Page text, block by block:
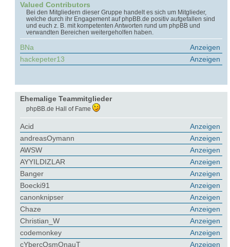
Valued Contributors
Bei den Mitgliedern dieser Gruppe handelt es sich um Mitglieder,
welche durch ihr Engagement auf phpBB.de positiv aufgefallen sind
und euch z. B. mit kompetenten Antworten rund um phpBB und
verwandten Bereichen weitergeholfen haben.
Anzeigen
BNa
Anzeigen
hackepeter13
Ehemalige Teammitglieder
phpBB.de Hall of Fame
Anzeigen
Acid
Anzeigen
andreasOymann
Anzeigen
AWSW
Anzeigen
AYYILDIZLAR
Anzeigen
Banger
Anzeigen
Boecki91
Anzeigen
canonknipser
Anzeigen
Chaze
Anzeigen
Christian_W
Anzeigen
codemonkey
Anzeigen
cYbercOsmOnauT